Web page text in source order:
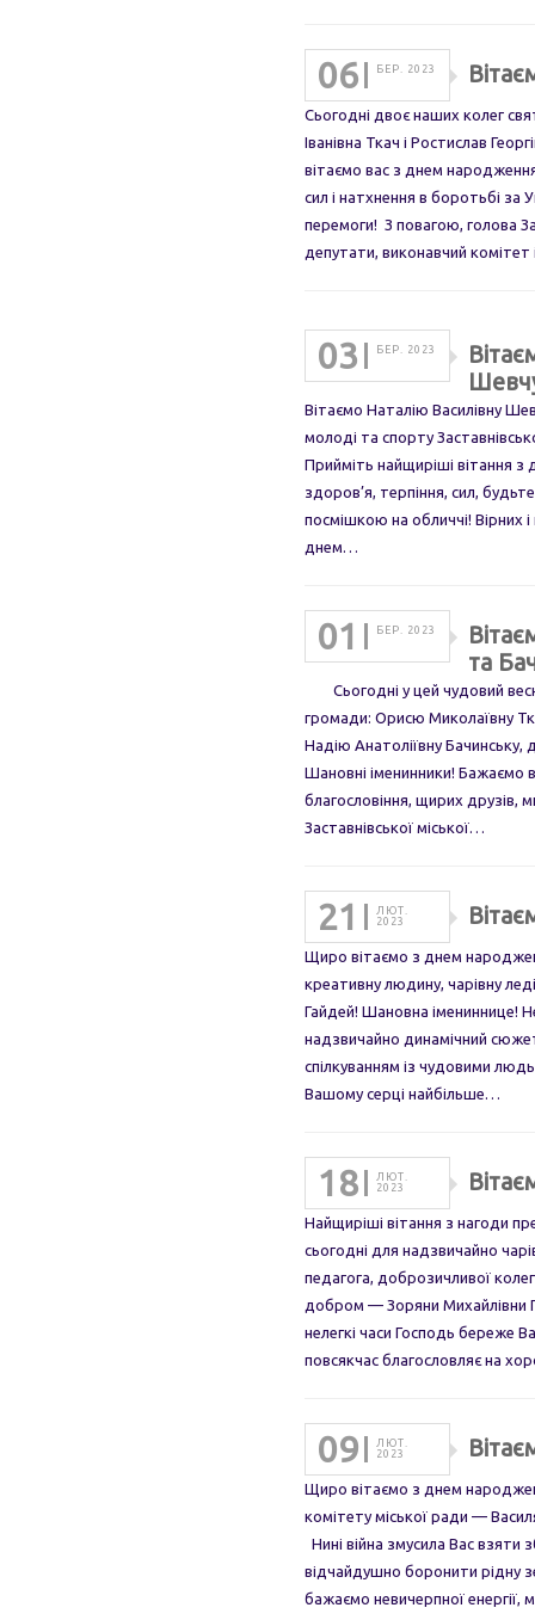
06 БЕР. 2023
Сьогодні двоє наших колег
Іванівна Ткач і Ростислав
вітаємо вас з днем
сил і натхнення в боротьбі за
перемоги! З повагою, голова
депутати, виконавчий комітет
03 БЕР. 2023
Вітаємо Наталію Василівну
молоді та спорту
Прийміть найщиріші вітання
здоров’я, терпіння, сил,
посмішкою на обличчі! Вірних
днем…
01 БЕР. 2023
та
Сьогодні у цей чудовий
громади: Орисю Миколаївну
Надію Анатоліївну Бачинську,
Шановні іменинники! Бажаємо
благословіння, щирих друзів,
Заставнівської міської…
21
ЛЮТ.
2023
Щиро вітаємо з днем
креативну людину, чарівну
Гайдей! Шановна імениннице!
надзвичайно динамічний
спілкуванням із чудовими
Вашому серці найбільше…
18
ЛЮТ.
2023
Найщиріші вітання з нагоди
сьогодні для надзвичайно
педагога, доброзичливої
добром — Зоряни
нелегкі часи Господь береже
повсякчас благословляє на
09
ЛЮТ.
2023
Щиро вітаємо з днем
комітету міської ради —
Нині війна змусила Вас
відчайдушно боронити рідну
бажаємо невичерпної